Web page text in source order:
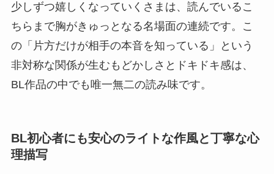
少しずつ嬉しくなっていくさまは、読んでいるこ
ちらまで胸がきゅっとなる名場面の連続です。こ
の「片方だけが相手の本音を知っている」という
非対称な関係が生むもどかしさとドキドキ感は、
BL作品の中でも唯一無二の読み味です。
BL初心者にも安心のライトな作風と丁寧な心
理描写